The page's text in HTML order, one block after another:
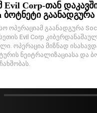
Evil Corp-თან
ბოტნეტი გაანადგურა
ოპერაციამ გაანადგურა
Evil Corp
ოპერაცია მიზნად
ნეიტრალიზაციასა და